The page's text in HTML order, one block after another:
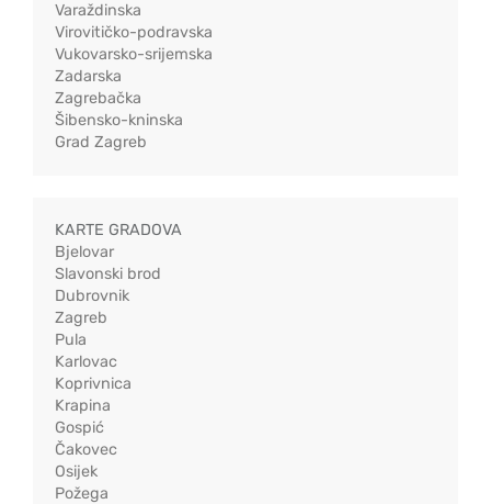
Varaždinska
Virovitičko-podravska
Vukovarsko-srijemska
Zadarska
Zagrebačka
Šibensko-kninska
Grad Zagreb
KARTE GRADOVA
Bjelovar
Slavonski brod
Dubrovnik
Zagreb
Pula
Karlovac
Koprivnica
Krapina
Gospić
Čakovec
Osijek
Požega